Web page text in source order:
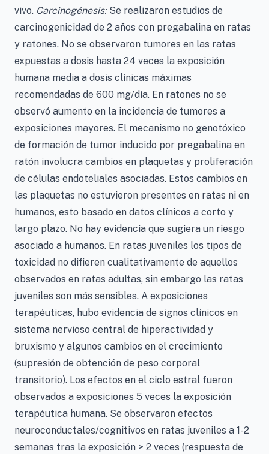
vivo. Carcinogénesis:Se realizaron estudios de
carcinogenicidad de 2 años con pregabalina en ratas
y ratones. No se observaron tumores en las ratas
expuestas a dosis hasta 24 veces la exposición
humana media a dosis clínicas máximas
recomendadas de 600 mg/día. En ratones no se
observó aumento en la incidencia de tumores a
exposiciones mayores. El mecanismo no genotóxico
de formación de tumor inducido por pregabalina en
ratón involucra cambios en plaquetas y proliferación
de células endoteliales asociadas. Estos cambios en
las plaquetas no estuvieron presentes en ratas ni en
humanos, esto basado en datos clínicos a corto y
largo plazo. No hay evidencia que sugiera un riesgo
asociado a humanos. En ratas juveniles los tipos de
toxicidad no difieren cualitativamente de aquellos
observados en ratas adultas, sin embargo las ratas
juveniles son más sensibles. A exposiciones
terapéuticas, hubo evidencia de signos clínicos en
sistema nervioso central de hiperactividad y
bruxismo y algunos cambios en el crecimiento
(supresión de obtención de peso corporal
transitorio). Los efectos en el ciclo estral fueron
observados a exposiciones 5 veces la exposición
terapéutica humana. Se observaron efectos
neuroconductales/cognitivos en ratas juveniles a 1-2
semanas tras la exposición > 2 veces (respuesta de